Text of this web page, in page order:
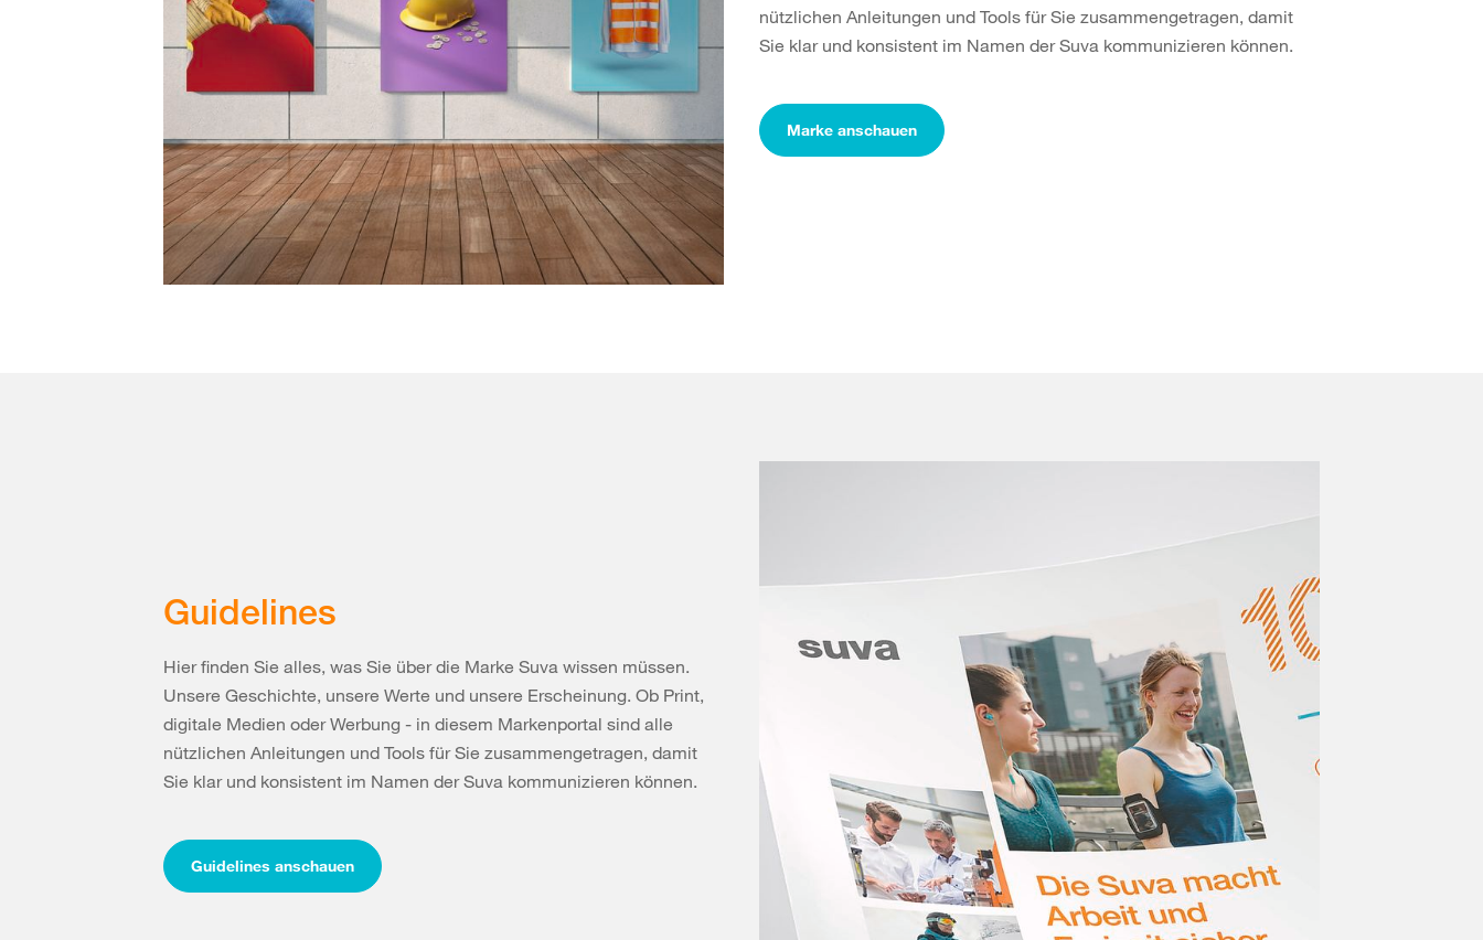
nützlichen Anleitungen und Tools für Sie zusammengetragen, damit
Sie klar und konsistent im Namen der Suva kommunizieren können.
Marke anschauen
Guidelines
Hier finden Sie alles, was Sie über die Marke Suva wissen müssen.
Unsere Geschichte, unsere Werte und unsere Erscheinung. Ob Print,
digitale Medien oder Werbung - in diesem Markenportal sind alle
nützlichen Anleitungen und Tools für Sie zusammengetragen, damit
Sie klar und konsistent im Namen der Suva kommunizieren können.
Guidelines anschauen